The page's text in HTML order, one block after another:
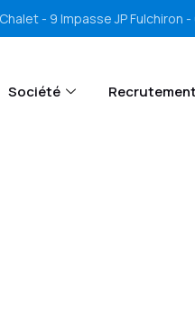
- 9 Impasse JP Fulchiron -
Société Recrutement